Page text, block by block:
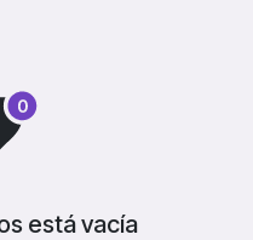
está vacía